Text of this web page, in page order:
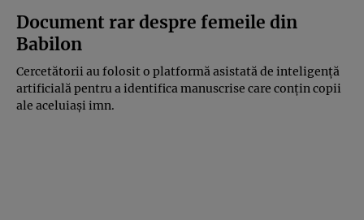
Document rar despre femeile din
Babilon
Cercetătorii au folosit o platformă asistată de inteligență
artificială pentru a identifica manuscrise care conțin copii
ale aceluiași imn.